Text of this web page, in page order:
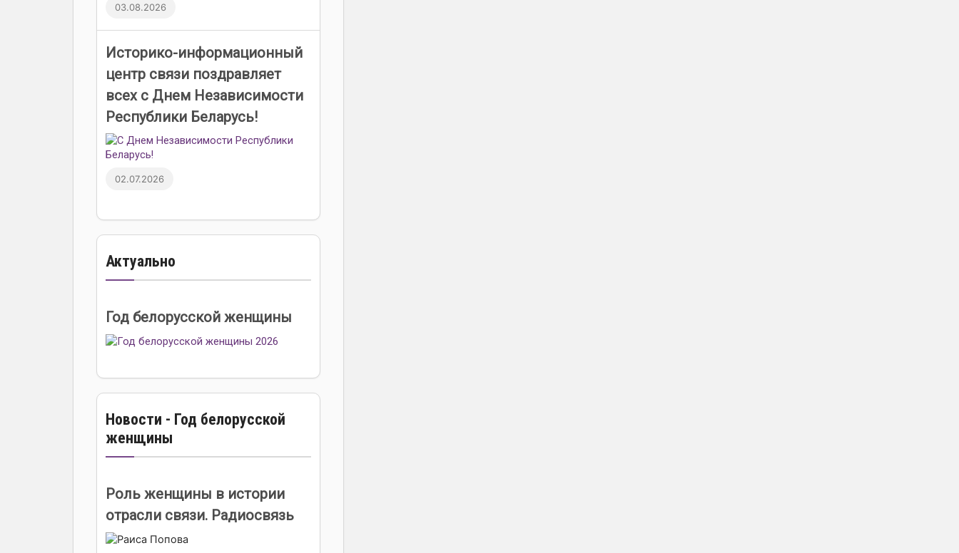
03.08.2026
Историко-информационный
центр связи поздравляет
всех с Днем Независимости
Республики Беларусь!
02.07.2026
Актуально
Год белорусской женщины
Новости - Год белорусской
женщины
Роль женщины в истории
отрасли связи. Радиосвязь